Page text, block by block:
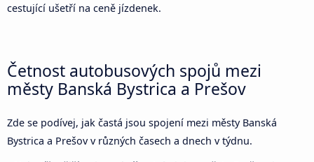
cestující ušetří na ceně jízdenek.
Četnost autobusových spojů mezi
městy Banská Bystrica a Prešov
Zde se podívej, jak častá jsou spojení mezi městy Banská
Bystrica a Prešov v různých časech a dnech v týdnu.